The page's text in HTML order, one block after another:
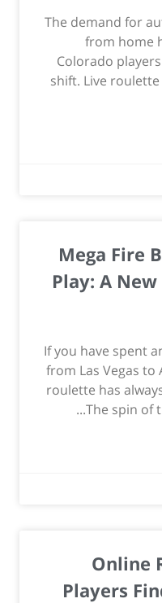
The demand for
from home
Colorado
shift. Live
Mega Fire
Play: A
If you have spent
from Las Vegas
roulette has
The spin of
Online
Players